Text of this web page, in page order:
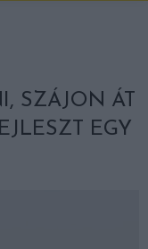
SZÁJON ÁT
EGY